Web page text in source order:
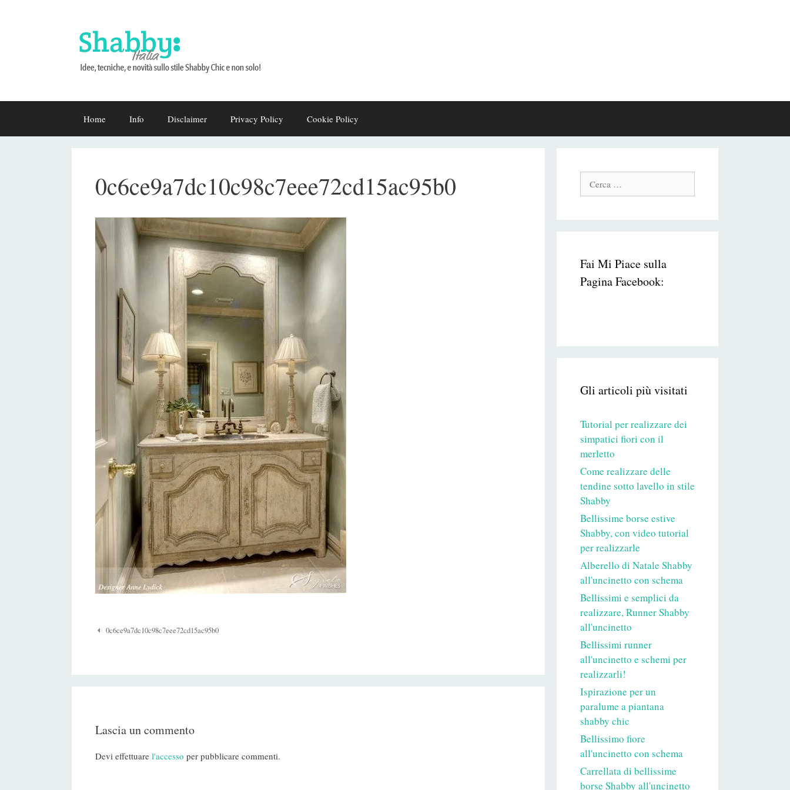
Home Info Disclaimer Privacy Policy Cookie Policy
0c6ce9a7dc10c98c7eee72cd15ac95b0
Navigazione
0c6ce9a7dc10c98c7eee72cd15ac95b0
Lascia un commento
Devi effettuare l'accesso per pubblicare commenti.
Cerca:
Fai Mi Piace sulla
Pagina Facebook:
Gli articoli più visitati
Tutorial per realizzare dei
simpatici fiori con il
merletto
Come realizzare delle
tendine sotto lavello in stile
Shabby
Bellissime borse estive
Shabby, con video tutorial
per realizzarle
Alberello di Natale Shabby
all'uncinetto con schema
Bellissimi e semplici da
realizzare, Runner Shabby
all'uncinetto
Bellissimi runner
all'uncinetto e schemi per
realizzarli!
Ispirazione per un
paralume a piantana
shabby chic
Bellissimo fiore
all'uncinetto con schema
Carrellata di bellissime
borse Shabby all'uncinetto